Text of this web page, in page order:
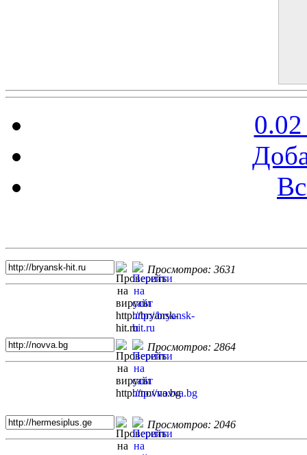
Просмотров: 3631
Просмотров: 2864
Просмотров: 2046